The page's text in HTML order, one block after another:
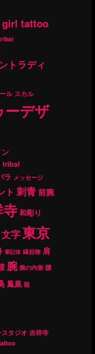
girl tattoo
トラディ
ル スカル
ーデザ
tribal
ラ メッセージ
ト 刺青前腕
和彫り
文字東京
筆記体 縁起物 肩
腕 腕の内側 腰
鳳凰 龍
タジオ 吉祥寺